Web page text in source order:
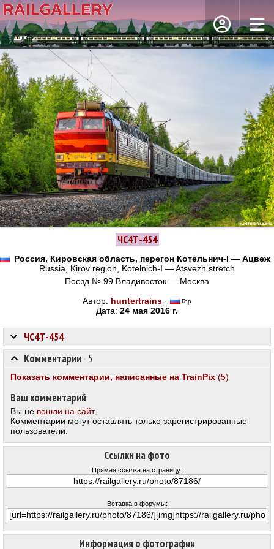
ЧС4Т-454
Россия, Кировская область, перегон Котельнич-I — Ацвеж
Russia, Kirov region, Kotelnich-I — Atsvezh stretch
Поезд № 99 Владивосток — Москва
Автор: huntertrains · Гор
Дата: 24 мая 2016 г.
Информация о фотографии
Ссылки на фото
Прямая ссылка на страницу:
Вставка в форумы:
ЧС4Т-454
Комментарии · 5
Показать комментарии, написанные на TrainPix (5)
Ваш комментарий
Вы не вошли на сайт.
Комментарии могут оставлять только зарегистрированные
пользователи.